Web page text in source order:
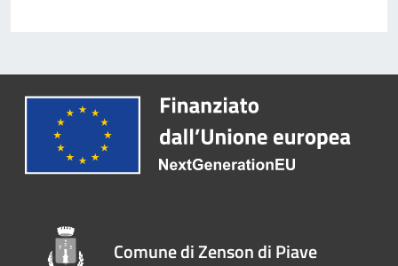
Comune di Zenson di Piave